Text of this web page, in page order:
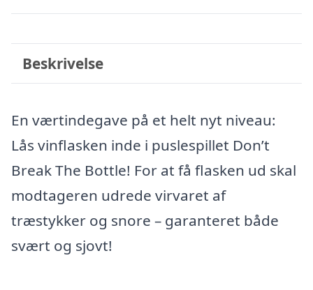
Beskrivelse
En værtindegave på et helt nyt niveau:
Lås vinflasken inde i puslespillet Don’t
Break The Bottle! For at få flasken ud skal
modtageren udrede virvaret af
træstykker og snore – garanteret både
svært og sjovt!